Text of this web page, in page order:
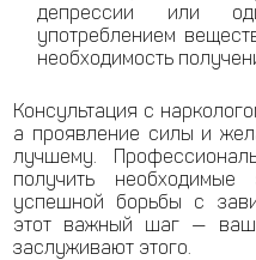
депрессии или
употреблением
необходимость
Консультация с
а проявление силы и
лучшему.
получить
успешной борьбы с
этот важный шаг —
заслуживают этого.